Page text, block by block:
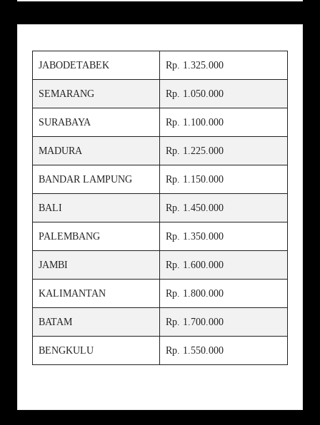
JABODETABEK Rp. 1.325.000
SEMARANG Rp. 1.050.000
SURABAYA Rp. 1.100.000
MADURA Rp. 1.225.000
BANDAR LAMPUNG Rp. 1.150.000
BALI Rp. 1.450.000
PALEMBANG Rp. 1.350.000
JAMBI Rp. 1.600.000
KALIMANTAN Rp. 1.800.000
BATAM Rp. 1.700.000
BENGKULU Rp. 1.550.000